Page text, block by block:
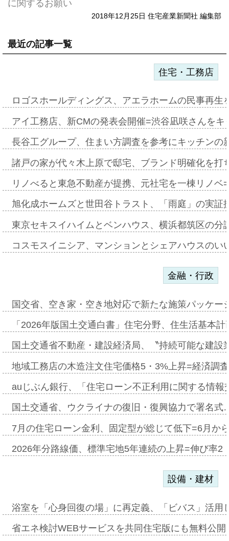
に関するお願い
2018年12月25日 住宅産業新聞社 編集部
最近の記事一覧
住宅・工務店
ロゴスホールディングス、アエラホームの民事再
アイ工務店、新CMの発表会開催=渋谷凪咲さんを
長谷工グループ、住まい方調査を参考にキッチン
諸戸の家が代々木上原で邸宅、ブランド明確化を
リノべると東急不動産が提携、元社宅を一棟リノ
旭化成ホームズと世田谷トラスト、「雨庭」の実
東京セキスイハイムとベンハウス、横浜都筑区の
コスモスイニシア、マンションとシェアハウスの
金融・行政
国交省、空き家・空き地対応で新たな施策パッケ
「2026年版国土交通白書」住宅分野、住生活基本
国土交通省不動産・建設経済局、〝持続可能な建
地域工務店の木造注文住宅価格5・3%上昇=経済調
auじぶん銀行、「住宅ローン不正利用に関する情
国土交通省、ウクライナの復旧・復興協力で署名
7月の住宅ローン金利、固定型が総じて低下=6月か
2026年分路線価、標準宅地5年連続の上昇=伸び率
設備・建材
浴室を「心身回復の場」に再定義、「ビバス」活
省エネ検討WEBサービスを共同住宅版にも無料公